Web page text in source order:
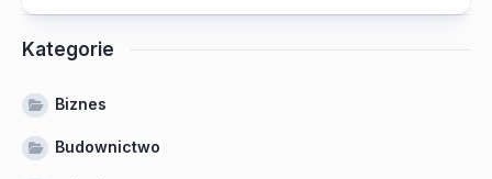
Kategorie
Biznes
Budownictwo